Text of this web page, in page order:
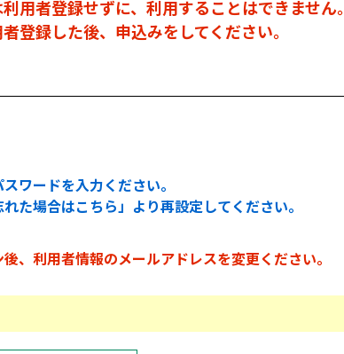
用者登録せずに、利用することはできません。
登録した後、申込みをしてください。
ワードを入力ください。
た場合はこちら」より再設定してください。
、利用者情報のメールアドレスを変更ください。